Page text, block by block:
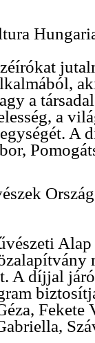
a
a
A
A díjjal
Fekete